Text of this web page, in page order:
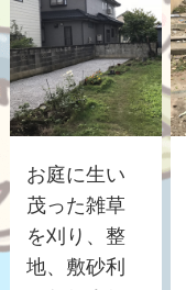
お庭に生い
茂った雑草
を刈り、整
地、敷砂利